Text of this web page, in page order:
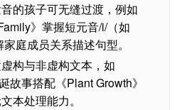
的孩子可无缝过渡，例如
》掌握短元音/i/（如
庭成员关系描述句型。
虚构与非虚构文本，如
故事搭配《Plant Growth》
本处理能力。